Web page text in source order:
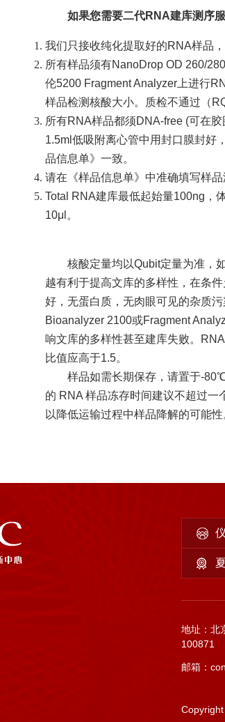
如果您需要二代RNA建库测序
我们只接收纯化提取好的RNA样品
所有样品须有NanoDrop OD 260/
伦5200 Fragment Analyzer上进行
样品检测核酸大小。质检不通过（
所有RNA样品都须DNA-free (可在
1.5ml低吸附离心管中用封口膜封好
品信息单》一致。
请在《样品信息单》中准确填写样
Total RNA建库最低起始量100ng，
10μl。
核酸定量均以Qubit定量为准，如
越有利于提高文库的多样性，在条
好，无蛋白质，无肉眼可见的杂质
Bioanalyzer 2100或Fragment
响文库的多样性甚至建库失败。
比值应高于1.5。
样品如需长期保存，请置于-80℃
的 RNA 样品冻存时间建议不超过一
以降低运输过程中样品降解的可能性
地址：北
100871
邮箱：